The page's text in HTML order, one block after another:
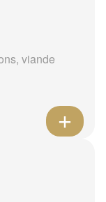
viande